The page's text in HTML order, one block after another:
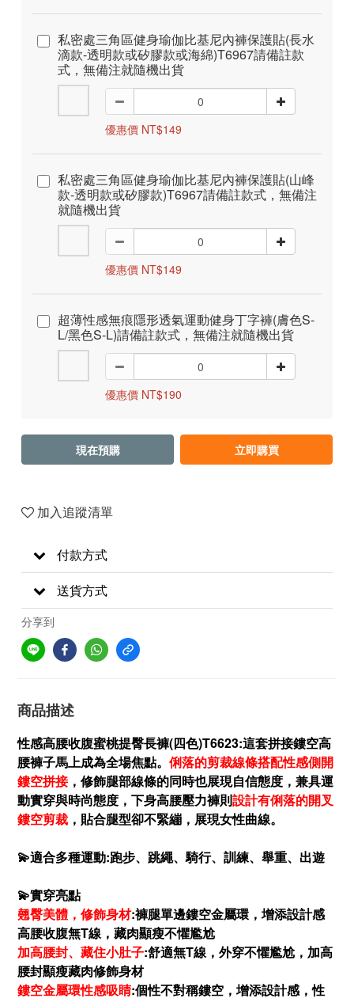
私密處三角區健身瑜伽比基尼內褲保護貼(長水
滴款-透明款或矽膠款或海綿)T6967請備註款
式，無備注就隨機出貨
優惠價 NT$149
私密處三角區健身瑜伽比基尼內褲保護貼(山峰
款-透明款或矽膠款)T6967請備註款式，無備注
就隨機出貨
優惠價 NT$149
超薄性感無痕隱形透氣運動健身丁字褲(膚色S-
L/黑色S-L)請備註款式，無備注就隨機出貨
優惠價 NT$190
現在預購 立即購買
加入追蹤清單
付款方式
送貨方式
分享到
商品描述
性感高腰收腹蜜桃提臀長褲(四色)T6623:這套拼接鏤空高
腰褲子馬上成為全場焦點。 俐落的剪裁線條搭配性感側開
鏤空拼接，修飾腿部線條的同時也展現自信態度，兼具運
動實穿與時尚態度，下身高腰壓力褲則設計有俐落的開叉
鏤空剪裁 ，貼合腿型卻不緊繃，展現女性曲線。
💫適合多種運動:跑步、跳繩、騎行、訓練、舉重、出遊
💫實穿亮點
翹臀美體，修飾身材:褲腿單邊鏤空金屬環，增添設計感
高腰收腹無T線，藏肉顯瘦不懼尷尬
加高腰封、藏住小肚子:舒適無T線，外穿不懼尷尬，加高
腰封顯瘦藏肉修飾身材
鏤空金屬環性感吸睛:個性不對稱鏤空，增添設計感，性